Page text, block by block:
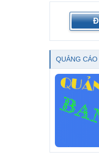
QUẢNG